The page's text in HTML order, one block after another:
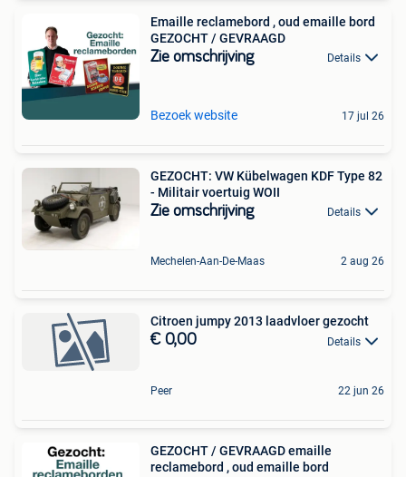
Emaille reclamebord , oud emaille bord
GEZOCHT / GEVRAAGD
Zie omschrijving Details
Bezoek website 17 jul 26
GEZOCHT: VW Kübelwagen KDF Type 82
- Militair voertuig WOII
Zie omschrijving Details
Mechelen-Aan-De-Maas 2 aug 26
Citroen jumpy 2013 laadvloer gezocht
€ 0,00 Details
Peer 22 jun 26
GEZOCHT / GEVRAAGD emaille
reclamebord , oud emaille bord